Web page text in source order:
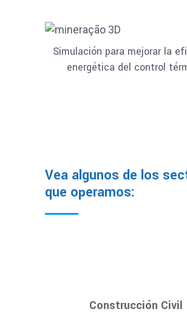
Simulación para mejorar la
energética del control
Vea algunos de los
que operamos:
Construcción Civil